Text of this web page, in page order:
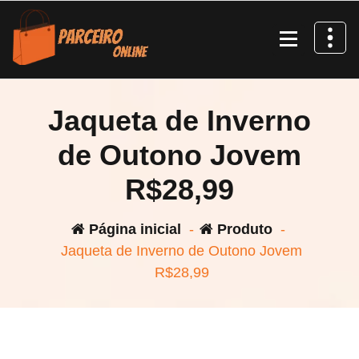
Pular
para
conteúdo
Jaqueta de Inverno
de Outono Jovem
R$28,99
Página inicial - Produto -
Jaqueta de Inverno de Outono Jovem
R$28,99